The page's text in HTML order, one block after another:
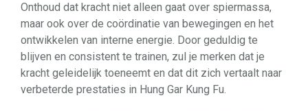
Onthoud dat kracht niet alleen gaat over spiermassa,
maar ook over de coördinatie van bewegingen en het
ontwikkelen van interne energie. Door geduldig te
blijven en consistent te trainen, zul je merken dat je
kracht geleidelijk toeneemt en dat dit zich vertaalt naar
verbeterde prestaties in Hung Gar Kung Fu.